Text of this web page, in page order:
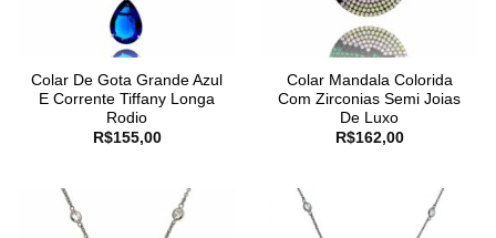
Colar De Gota Grande Azul
E Corrente Tiffany Longa
Rodio
R$155,00
Colar Mandala Colorida
Com Zirconias Semi Joias
De Luxo
R$162,00